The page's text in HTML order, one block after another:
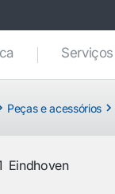
Serviços
Peças e acessórios
Eindhoven